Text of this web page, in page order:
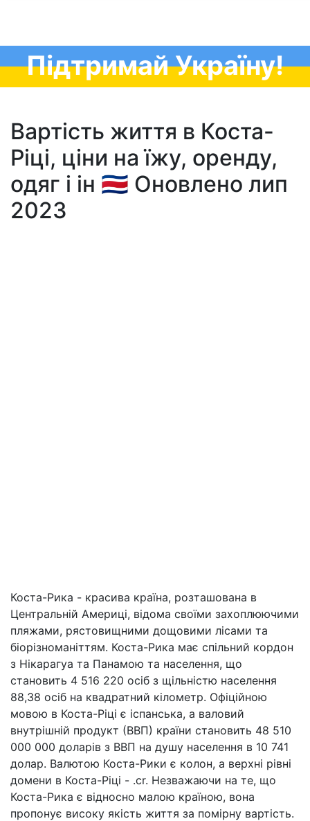
Підтримай Україну!
Вартість життя в Коста-
Ріці, ціни на їжу, оренду,
одяг і ін 🇨🇷 Оновлено лип
2023
Коста-Рика - красива країна, розташована в
Центральній Америці, відома своїми захоплюючими
пляжами, рястовищними дощовими лісами та
біорізноманіттям. Коста-Рика має спільний кордон
з Нікарагуа та Панамою та населення, що
становить 4 516 220 осіб з щільністю населення
88,38 осіб на квадратний кілометр. Офіційною
мовою в Коста-Ріці є іспанська, а валовий
внутрішній продукт (ВВП) країни становить 48 510
000 000 доларів з ВВП на душу населення в 10 741
долар. Валютою Коста-Рики є колон, а верхні рівні
домени в Коста-Ріці - .cr. Незважаючи на те, що
Коста-Рика є відносно малою країною, вона
пропонує високу якість життя за помірну вартість.